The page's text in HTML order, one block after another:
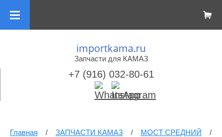
importkama.ru
Запчасти для КАМАЗ
+7 (916) 032-80-61
Главная / ЗАПЧАСТИ КАМАЗ / МОСТ СРЕДНИЙ /